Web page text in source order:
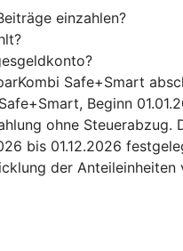
einzahlen?
Safe+Smart
Beginn
ohne
bis 01.12.2026
der